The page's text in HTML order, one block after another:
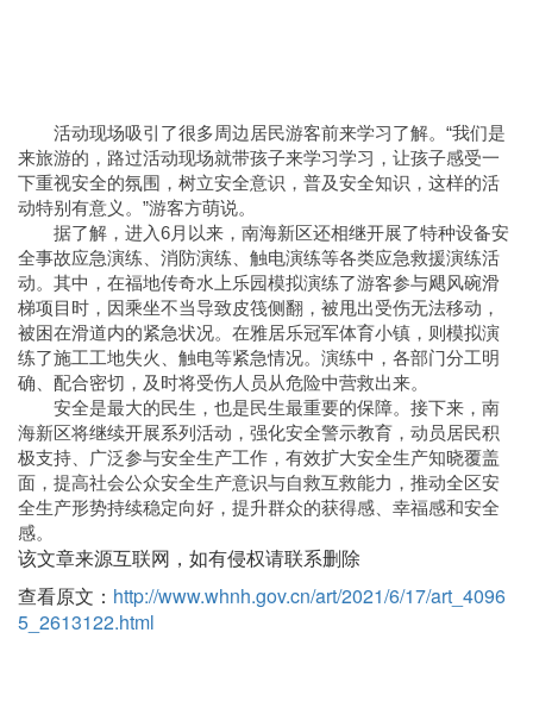
活动现场吸引了很多周边居民游客前来学习了解。“我们是
来旅游的，路过活动现场就带孩子来学习学习，让孩子感受一
下重视安全的氛围，树立安全意识，普及安全知识，这样的活
动特别有意义。”游客方萌说。
据了解，进入6月以来，南海新区还相继开展了特种设备安
全事故应急演练、消防演练、触电演练等各类应急救援演练活
动。其中，在福地传奇水上乐园模拟演练了游客参与飓风碗滑
梯项目时，因乘坐不当导致皮筏侧翻，被甩出受伤无法移动，
被困在滑道内的紧急状况。在雅居乐冠军体育小镇，则模拟演
练了施工工地失火、触电等紧急情况。演练中，各部门分工明
确、配合密切，及时将受伤人员从危险中营救出来。
安全是最大的民生，也是民生最重要的保障。接下来，南
海新区将继续开展系列活动，强化安全警示教育，动员居民积
极支持、广泛参与安全生产工作，有效扩大安全生产知晓覆盖
面，提高社会公众安全生产意识与自救互救能力，推动全区安
全生产形势持续稳定向好，提升群众的获得感、幸福感和安全
感。
该文章来源互联网，如有侵权请联系删除
查看原文： http://www.whnh.gov.cn/art/2021/6/17/art_4096
5_2613122.html